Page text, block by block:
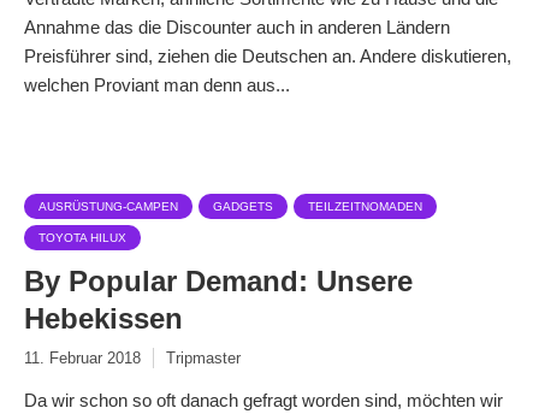
Annahme das die Discounter auch in anderen Ländern
Preisführer sind, ziehen die Deutschen an. Andere diskutieren,
welchen Proviant man denn aus...
AUSRÜSTUNG-CAMPEN GADGETS TEILZEITNOMADEN
TOYOTA HILUX
By Popular Demand: Unsere
Hebekissen
11. Februar 2018 Tripmaster
Da wir schon so oft danach gefragt worden sind, möchten wir